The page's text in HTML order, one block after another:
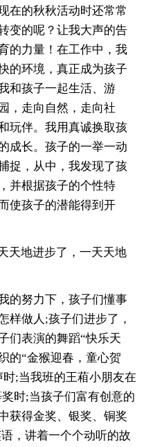
在的秋秋活动时还常常
变的呢？让我大声的告
的力量！在工作中，我
的环境，真正成为孩子
和孩子一起生活、游
，走向自然，走向社
玩伴。我用真诚换取孩
成长。孩子的一举一动
捉，从中，我发现了孩
并根据孩子的个性特
使孩子的潜能得到开
天地进步了，一天天地
的努力下，孩子们懂事
样做人;孩子们进步了，
们表演的舞蹈“快乐天
的“金猴迎春，童心贺
;当我班的王葙小朋友在
时;当孩子们富有创意的
获得金奖、银奖、铜奖
，讲着一个个动听的故